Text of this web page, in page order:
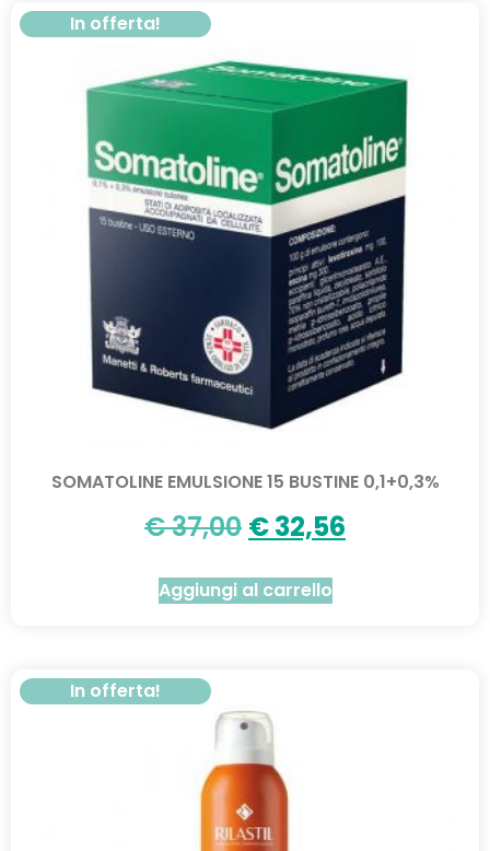
In offerta!
SOMATOLINE EMULSIONE 15 BUSTINE 0,1+0,3%
€37,00 €32,56
Aggiungi al carrello
In offerta!